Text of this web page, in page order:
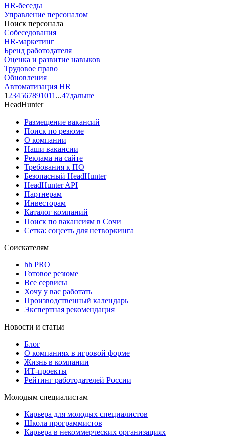
HR-беседы
Управление персоналом
Поиск персонала
Собеседования
HR-маркетинг
Бренд работодателя
Оценка и развитие навыков
Трудовое право
Обновления
Автоматизация HR
1 234567891011 ...47дальше
HeadHunter
Размещение вакансий
Поиск по резюме
О компании
Наши вакансии
Реклама на сайте
Требования к ПО
Безопасный HeadHunter
HeadHunter API
Партнерам
Инвесторам
Каталог компаний
Поиск по вакансиям в Сочи
Сетка: соцсеть для нетворкинга
Соискателям
hh PRO
Готовое резюме
Все сервисы
Хочу у вас работать
Производственный календарь
Экспертная рекомендация
Новости и статьи
Блог
О компаниях в игровой форме
Жизнь в компании
ИТ-проекты
Рейтинг работодателей России
Молодым специалистам
Карьера для молодых специалистов
Школа программистов
Карьера в некоммерческих организациях